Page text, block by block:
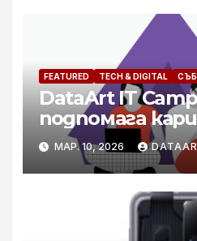
FEATURED TECH & DIGITAL
DataArt IT
подпомага
развитие на
МАР. 10, 2026